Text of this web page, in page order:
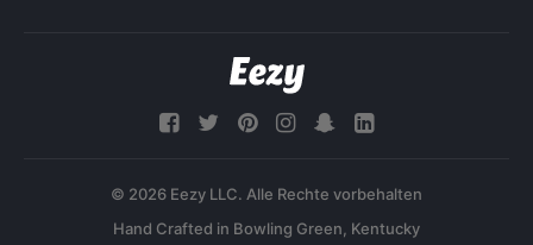
© 2026 Eezy LLC. Alle Rechte vorbehalten